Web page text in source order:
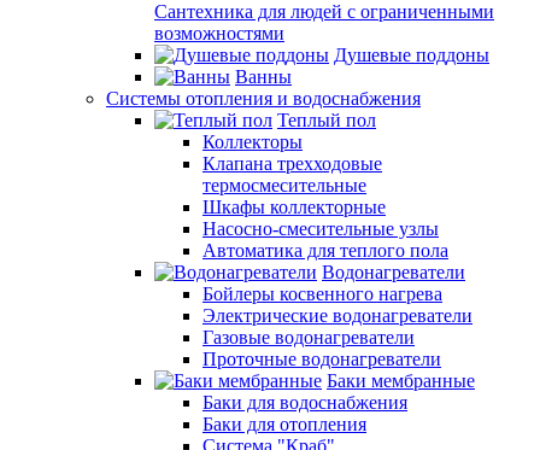
Сантехника для людей с ограниченными
возможностями
Душевые поддоны
Ванны
Системы отопления и водоснабжения
Теплый пол
Коллекторы
Клапана трехходовые
термосмесительные
Шкафы коллекторные
Насосно-смесительные узлы
Автоматика для теплого пола
Водонагреватели
Бойлеры косвенного нагрева
Электрические водонагреватели
Газовые водонагреватели
Проточные водонагреватели
Баки мембранные
Баки для водоснабжения
Баки для отопления
Система "Краб"